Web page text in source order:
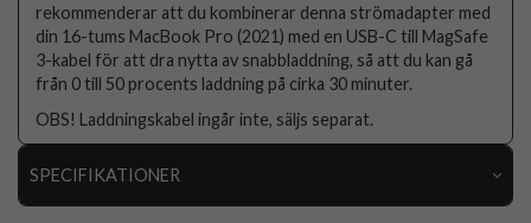
rekommenderar att du kombinerar denna strömadapter med
din 16-tums MacBook Pro (2021) med en USB-C till MagSafe
3-kabel för att dra nytta av snabbladdning, så att du kan gå
från 0 till 50 procents laddning på cirka 30 minuter.
OBS! Laddningskabel ingår inte, säljs separat.
SPECIFIKATIONER